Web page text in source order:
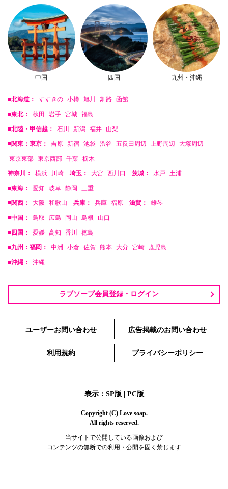
中国 四国 九州・沖縄
■北海道： すすきの 小樽 旭川 釧路 函館
■東北： 秋田 岩手 宮城 福島
■北陸・甲信越： 石川 新潟 福井 山梨
■関東：東京： 吉原 新宿 池袋 渋谷 五反田周辺 上野周辺 大塚周辺
東京東部 東京西部 千葉 栃木
神奈川： 横浜 川崎 埼玉： 大宮 西川口 茨城： 水戸 土浦
■東海： 愛知 岐阜 静岡 三重
■関西： 大阪 和歌山 兵庫： 兵庫 福原 滋賀： 雄琴
■中国： 鳥取 広島 岡山 島根 山口
■四国： 愛媛 高知 香川 徳島
■九州：福岡： 中洲 小倉 佐賀 熊本 大分 宮崎 鹿児島
■沖縄： 沖縄
ラブソープ会員登録・ログイン
ユーザーお問い合わせ 広告掲載のお問い合わせ
利用規約 プライバシーポリシー
表示：SP版 | PC版
Copyright (C) Love soap.
All rights reserved.
当サイトで公開している画像および
コンテンツの無断での利用・公開を固く禁じます